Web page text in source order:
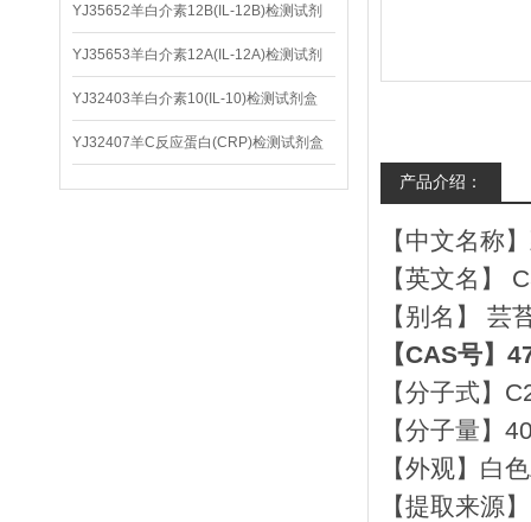
明书
YJ35652羊白介素12B(IL-12B)检测试剂
盒
YJ35653羊白介素12A(IL-12A)检测试剂
盒
YJ32403羊白介素10(IL-10)检测试剂盒
YJ32407羊C反应蛋白(CRP)检测试剂盒
产品介绍：
【中文名称】
【英文名】
【别名】
【CAS号】
【分子式】
【分子量】
【外观】白
【提取来源